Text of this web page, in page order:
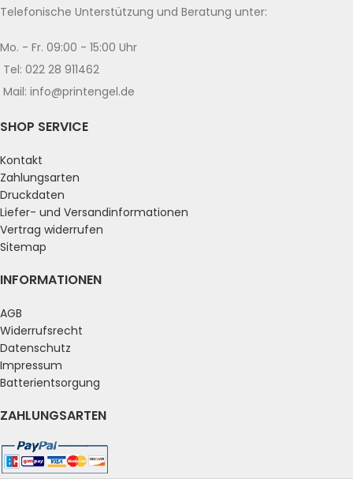
Telefonische Unterstützung und Beratung unter:
Mo. - Fr. 09:00 - 15:00 Uhr
Tel: 022 28 911462
Mail: info@printengel.de
SHOP SERVICE
Kontakt
Zahlungsarten
Druckdaten
Liefer- und Versandinformationen
Vertrag widerrufen
Sitemap
INFORMATIONEN
AGB
Widerrufsrecht
Datenschutz
Impressum
Batterientsorgung
ZAHLUNGSARTEN